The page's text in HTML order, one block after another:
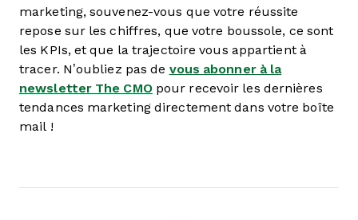
marketing, souvenez-vous que votre réussite
repose sur les chiffres, que votre boussole, ce sont
les KPIs, et que la trajectoire vous appartient à
tracer. N’oubliez pas de vous abonner à la
newsletter The CMOpour recevoir les dernières
tendances marketing directement dans votre boîte
mail !